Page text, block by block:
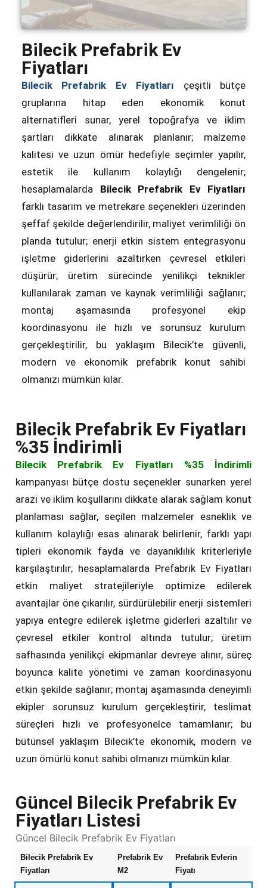
Bilecik Prefabrik Ev
Fiyatları
Bilecik Prefabrik Ev Fiyatları çeşitli bütçe
gruplarına hitap eden ekonomik konut
alternatifleri sunar, yerel topoğrafya ve iklim
şartları dikkate alınarak planlanır; malzeme
kalitesi ve uzun ömür hedefiyle seçimler yapılır,
estetik ile kullanım kolaylığı dengelenir;
hesaplamalarda Bilecik Prefabrik Ev Fiyatları
farklı tasarım ve metrekare seçenekleri üzerinden
şeffaf şekilde değerlendirilir, maliyet verimliliği ön
planda tutulur; enerji etkin sistem entegrasyonu
işletme giderlerini azaltırken çevresel etkileri
düşürür; üretim sürecinde yenilikçi teknikler
kullanılarak zaman ve kaynak verimliliği sağlanır;
montaj aşamasında profesyonel ekip
koordinasyonu ile hızlı ve sorunsuz kurulum
gerçekleştirilir, bu yaklaşım Bilecik’te güvenli,
modern ve ekonomik prefabrik konut sahibi
olmanızı mümkün kılar.
Bilecik Prefabrik Ev Fiyatları
%35 İndirimli
Bilecik Prefabrik Ev Fiyatları %35 İndirimli
kampanyası bütçe dostu seçenekler sunarken yerel
arazi ve iklim koşullarını dikkate alarak sağlam konut
planlaması sağlar, seçilen malzemeler esneklik ve
kullanım kolaylığı esas alınarak belirlenir, farklı yapı
tipleri ekonomik fayda ve dayanıklılık kriterleriyle
karşılaştırılır; hesaplamalarda Prefabrik Ev Fiyatları
etkin maliyet stratejileriyle optimize edilerek
avantajlar öne çıkarılır, sürdürülebilir enerji sistemleri
yapıya entegre edilerek işletme giderleri azaltılır ve
çevresel etkiler kontrol altında tutulur; üretim
safhasında yenilikçi ekipmanlar devreye alınır, süreç
boyunca kalite yönetimi ve zaman koordinasyonu
etkin şekilde sağlanır; montaj aşamasında deneyimli
ekipler sorunsuz kurulum gerçekleştirir, teslimat
süreçleri hızlı ve profesyonelce tamamlanır; bu
bütünsel yaklaşım Bilecik’te ekonomik, modern ve
uzun ömürlü konut sahibi olmanızı mümkün kılar.
Güncel Bilecik Prefabrik Ev
Fiyatları Listesi
Güncel Bilecik Prefabrik Ev Fiyatları
Bilecik Prefabrik Ev
Fiyatları
Prefabrik Ev
M2
Prefabrik Evlerin
Fiyatı